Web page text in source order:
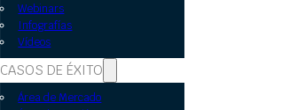
Webinars
Infografías
Vídeos
CASOS DE ÉXITO
Área de Mercado